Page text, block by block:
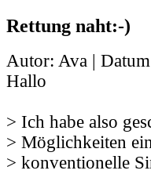
Rettung naht:-)
Autor: Ava |
Hallo
> Ich habe also
> Möglichkeiten
> konventionelle